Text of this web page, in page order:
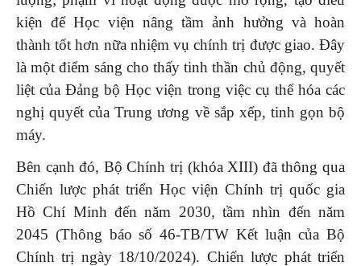
kiện để Học viện nâng tầm ảnh hưởng và hoàn
thành tốt hơn nữa nhiệm vụ chính trị được giao. Đây
là một điểm sáng cho thấy tinh thần chủ động, quyết
liệt của Đảng bộ Học viện trong việc cụ thể hóa các
nghị quyết của Trung ương về sắp xếp, tinh gọn bộ
máy.
Bên cạnh đó, Bộ Chính trị (khóa XIII) đã thông qua
Chiến lược phát triển Học viện Chính trị quốc gia
Hồ Chí Minh đến năm 2030, tầm nhìn đến năm
2045 (Thông báo số 46-TB/TW Kết luận của Bộ
Chính trị ngày 18/10/2024). Chiến lược phát triển